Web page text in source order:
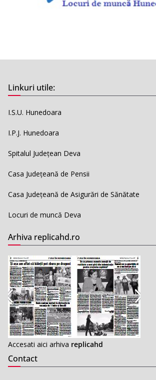
Linkuri utile:
I.S.U. Hunedoara
I.P.J. Hunedoara
Spitalul Județean Deva
Casa Județeană de Pensii
Casa Județeană de Asigurări de Sănătate
Locuri de muncă Deva
Arhiva replicahd.ro
Accesati aici arhiva replicahd
Contact